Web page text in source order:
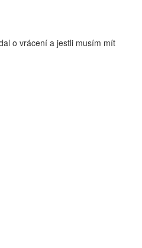
o vrácení a jestli musím mít